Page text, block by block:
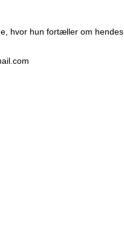
hvor hun fortæller om hendes